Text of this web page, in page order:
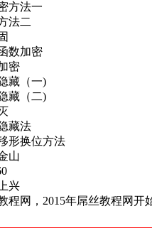
方法一
法二
数加密
密
藏（一)
藏（二)
藏法
形换位方法
山
兴
程网，2015年屌丝教程网